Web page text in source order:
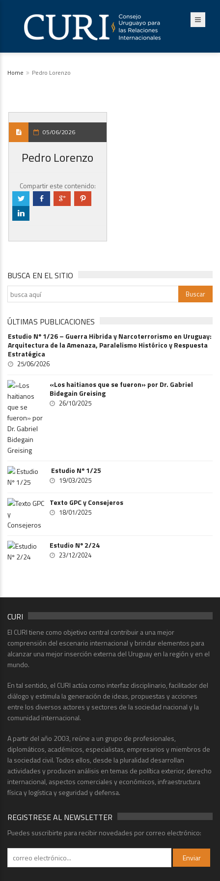
Home Pedro Lorenzo
05/06/2026
Pedro Lorenzo
Compartir este contenido:
a b c d
j
BUSCA EN EL SITIO
ÚLTIMAS PUBLICACIONES
Estudio Nº 1/26 – Guerra Hibrida y Narcoterrorismo en Uruguay:
Arquitectura de la Amenaza, Paralelismo Histórico y Respuesta
Estratégica
25/06/2026
«Los haitianos que se fueron» por Dr. Gabriel
Bidegain Greising
26/10/2025
Estudio Nº 1/25
19/03/2025
Texto GPC y Consejeros
18/01/2025
Estudio Nº 2/24
23/12/2024
CURI
El CURI tiene como objetivo central contribuir a una mejor
comprensión del escenario internacional y brindar elementos para
alcanzar una mejor inserción externa del Uruguay en la región y en el
mundo.
En tal sentido, el CURI actúa como interfaz disciplinario, facilitador del
diálogo y estimula la generación de ideas, propuestas y acciones
entre los diversos actores y sectores de la sociedad nacional y la
comunidad internacional.
A partir del año 2003, reúne a un grupo de profesionales,
diplomáticos, académicos, especialistas, empresarios y miembros de
la sociedad civil. Todos ellos, desde la pluralidad desarrollan
actividades y producen análisis en temas de política exterior, derecho
internacional, aspectos comerciales y económicos, infraestructura
física y logística y seguridad y defensa.
REGISTRESE AL NEWSLETTER
Puedes suscribirte para recibir novedades por correo electrónico: